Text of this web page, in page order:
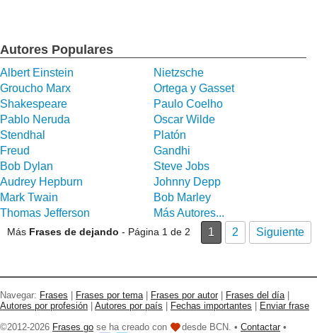
Autores Populares
Albert Einstein
Nietzsche
Groucho Marx
Ortega y Gasset
Shakespeare
Paulo Coelho
Pablo Neruda
Oscar Wilde
Stendhal
Platón
Freud
Gandhi
Bob Dylan
Steve Jobs
Audrey Hepburn
Johnny Depp
Mark Twain
Bob Marley
Thomas Jefferson
Más Autores...
Más Frases de dejando - Página 1 de 2 1 2 Siguiente
Navegar: Frases Frases por tema| Frases por autor Frases del día|
Autores por profesión
Autores por país Fechas importantes
Enviar frase
©2012-2026 Frases go se ha creado con desde BCN. • Contactar •